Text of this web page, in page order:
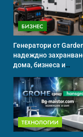
БИЗНЕС
Генератори от
надеждно
дома, бизнеса и
ТЕХНОЛОГИИ